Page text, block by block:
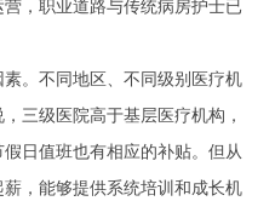
，职业道路与传统病房护士已
。不同地区、不同级别医疗机
三级医院高于基层医疗机构，
日值班也有相应的补贴。但从
，能够提供系统培训和成长机